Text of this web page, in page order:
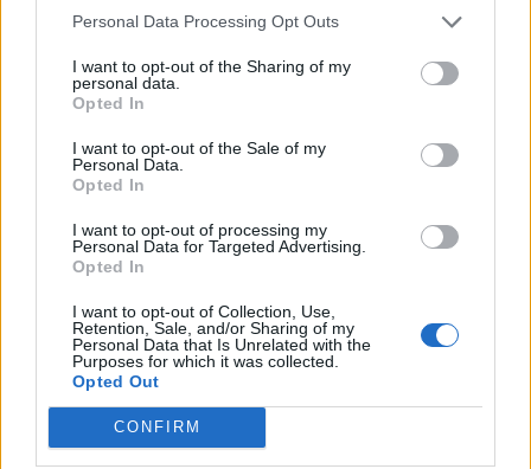
Personal Data Processing Opt Outs
I want to opt-out of the Sharing of my
personal data.
Opted In
I want to opt-out of the Sale of my
Personal Data.
Opted In
I want to opt-out of processing my
Personal Data for Targeted Advertising.
Opted In
I want to opt-out of Collection, Use,
Retention, Sale, and/or Sharing of my
Personal Data that Is Unrelated with the
Purposes for which it was collected.
Opted Out
CONFIRM
Pasojat që la pas zjarri i
madh në Krujë, banorët
tregojnë momentet e
tmerrit: Flakët i kemi
mbajtur vetë nën kontroll,
zjarrfikësja fiku vetëm
vatrat e vogla (VIDEO)
Vrasja e 20-vjeçarit në
e autorit, shkak ngacmimi
i të dashurës nga viktima
Aksident në Peru/